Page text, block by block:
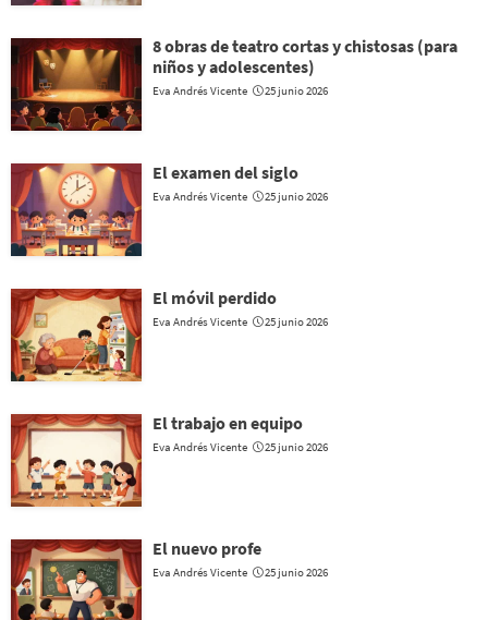
8 obras de teatro cortas y chistosas (para
niños y adolescentes)
Eva Andrés Vicente 25 junio 2026
El examen del siglo
Eva Andrés Vicente 25 junio 2026
El móvil perdido
Eva Andrés Vicente 25 junio 2026
El trabajo en equipo
Eva Andrés Vicente 25 junio 2026
El nuevo profe
Eva Andrés Vicente 25 junio 2026